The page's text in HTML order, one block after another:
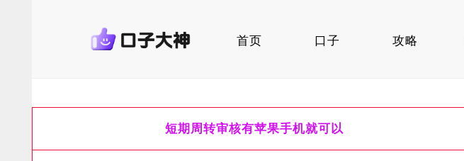
首页 口子 攻略
短期周转审核有苹果手机就可以